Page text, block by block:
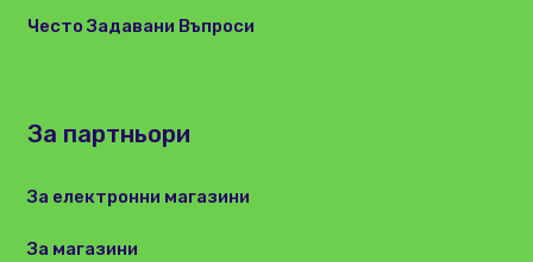
Често Задавани Въпроси
За партньори
За електронни магазини
За магазини